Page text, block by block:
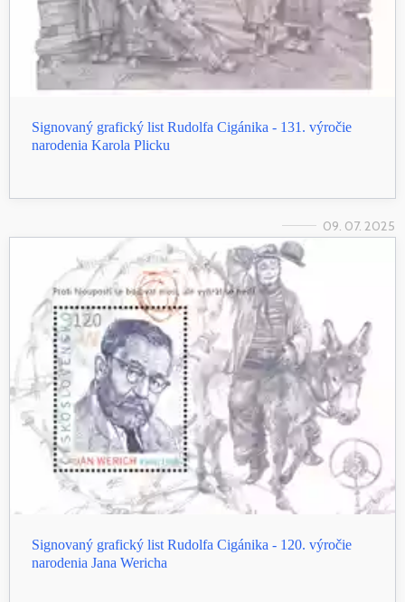
Signovaný grafický list Rudolfa Cigánika - 131. výročie
narodenia Karola Plicku
09. 07. 2025
Signovaný grafický list Rudolfa Cigánika - 120. výročie
narodenia Jana Wericha